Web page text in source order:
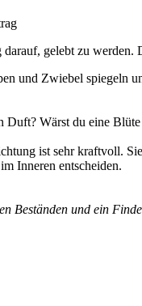
gelebt zu werden.
und Zwiebel spiegeln
Duft? Wärst du eine
ist sehr kraftvoll.
Inneren entscheiden.
Beständen und ein